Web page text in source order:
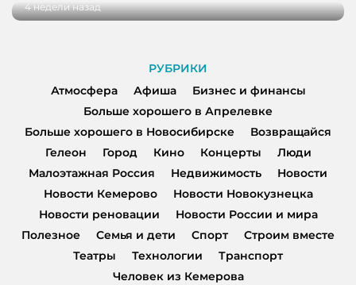
4 недели назад
РУБРИКИ
Атмосфера
Афиша
Бизнес и финансы
Больше хорошего в Апрелевке
Больше хорошего в Новосибирске
Возвращайся
Гелеон
Город Кино Концерты
Люди
Малоэтажная Россия
Недвижимость
Новости
Новости Кемерово
Новости Новокузнецка
Новости реновации
Новости России и мира
Полезное
Семья и дети Спорт
Строим вместе
Театры
Технологии
Транспорт
Человек из Кемерова